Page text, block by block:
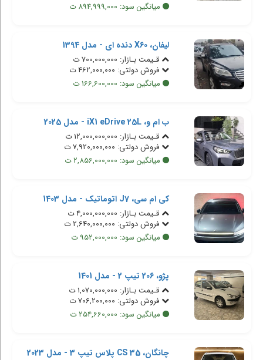
میانگین سود: 894,999,000 ت
لیفان، X60 دنده ای - مدل 1394
قـیمت بـازار: 700,000,000 ت
فروش دولتی: 462,000,000 ت
میانگین سود: 166,600,000 ت
ب ام و، iX1 eDrive 25L - مدل 2025
قـیمت بـازار: 12,000,000,000 ت
فروش دولتی: 7,920,000,000 ت
میانگین سود: 2,856,000,000 ت
کی ام سی، J7 اتوماتیک - مدل 1403
قـیمت بـازار: 4,000,000,000 ت
فروش دولتی: 2,640,000,000 ت
میانگین سود: 952,000,000 ت
پژو، 206 تیپ 2 - مدل 1401
قـیمت بـازار: 1,070,000,000 ت
فروش دولتی: 706,200,000 ت
میانگین سود: 254,660,000 ت
چانگان، CS 35 پلاس تیپ 3 - مدل 2023